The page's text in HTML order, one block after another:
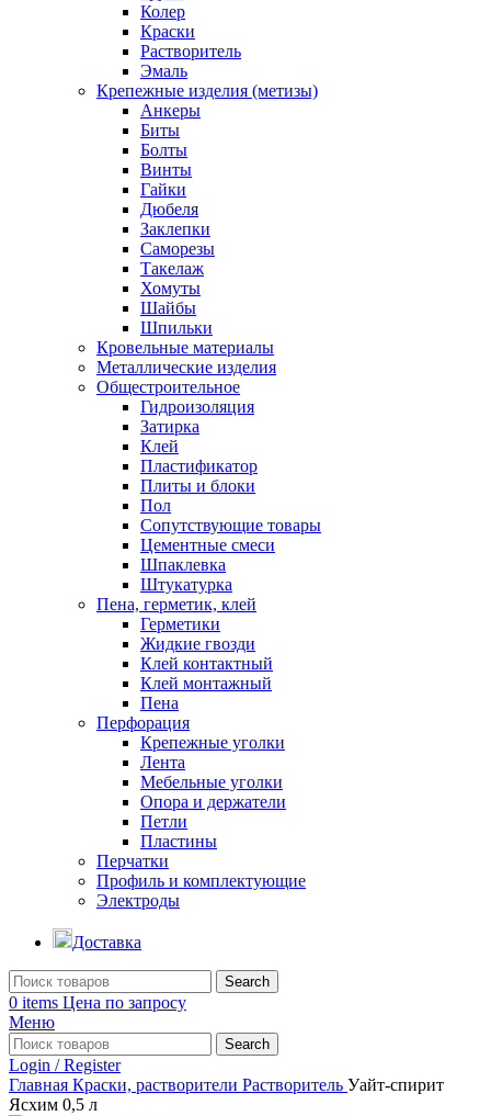
Колер
Краски
Растворитель
Эмаль
Крепежные изделия (метизы)
Анкеры
Биты
Болты
Винты
Гайки
Дюбеля
Заклепки
Саморезы
Такелаж
Хомуты
Шайбы
Шпильки
Кровельные материалы
Металлические изделия
Общестроительное
Гидроизоляция
Затирка
Клей
Пластификатор
Плиты и блоки
Пол
Сопутствующие товары
Цементные смеси
Шпаклевка
Штукатурка
Пена, герметик, клей
Герметики
Жидкие гвозди
Клей контактный
Клей монтажный
Пена
Перфорация
Крепежные уголки
Лента
Мебельные уголки
Опора и держатели
Петли
Пластины
Перчатки
Профиль и комплектующие
Электроды
Доставка
Search
0 items Цена по запросу
Меню
Search
Login / Register
Главная Краски, растворители Растворитель Уайт-спирит
Ясхим 0,5 л